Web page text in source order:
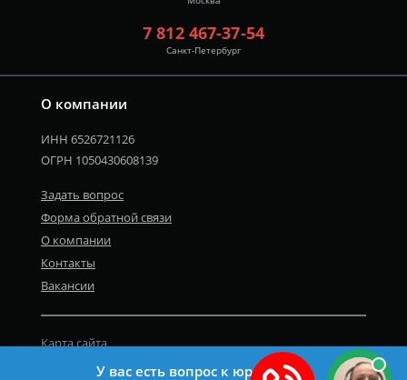
О компании
ИНН 6526721126
ОГРН 1050430608139
Задать вопрос
Форма обратной связи
О компании
Контакты
Вакансии
Карта сайта
Политика персональных данных
7 812 467-37-54
Санкт-Петербург
У вас есть вопрос к юристу?